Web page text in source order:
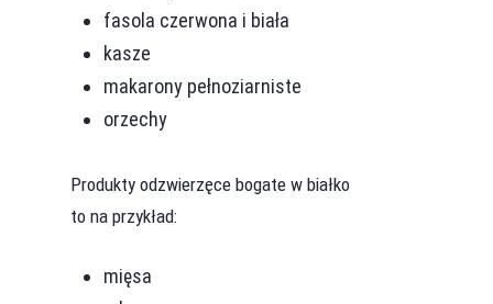
fasola czerwona i biała
kasze
makarony pełnoziarniste
orzechy
Produkty odzwierzęce bogate w białko
to na przykład:
mięsa